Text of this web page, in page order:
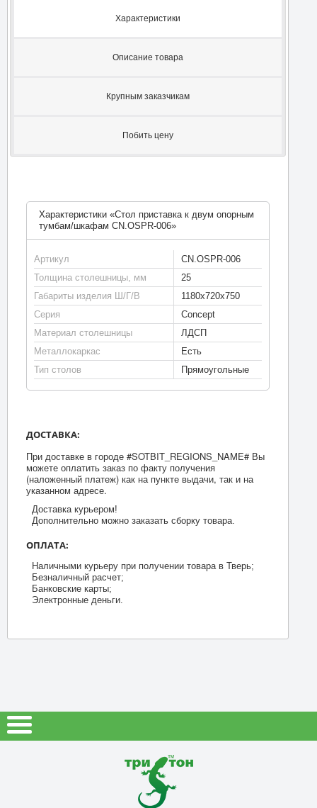
Характеристики
Описание товара
Крупным заказчикам
Побить цену
Характеристики «Стол приставка к двум опорным
тумбам/шкафам CN.OSPR-006»
Артикул
CN.OSPR-006
Толщина столешницы, мм
25
Габариты изделия Ш/Г/В
1180х720х750
Серия
Concept
Материал столешницы
ЛДСП
Металлокаркас
Есть
Тип столов
Прямоугольные
ДОСТАВКА:
При доставке в городе #SOTBIT_REGIONS_NAME# Вы
можете оплатить заказ по факту получения
(наложенный платеж) как на пункте выдачи, так и на
указанном адресе.
Доставка курьером!
Дополнительно можно заказать сборку товара.
ОПЛАТА:
Наличными курьеру при получении товара в Тверь;
Безналичный расчет;
Банковские карты;
Электронные деньги.